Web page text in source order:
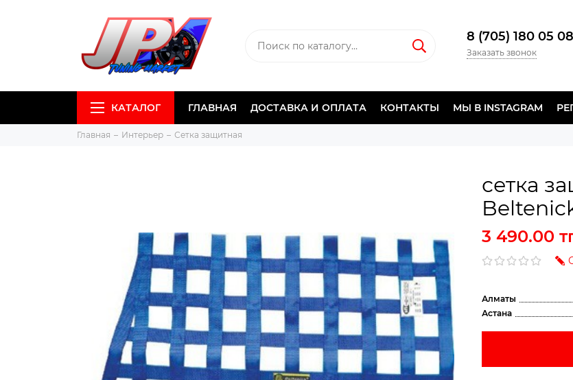
8 (705) 180 05
Заказать звонок
КАТАЛОГ ГЛАВНАЯ ДОСТАВКА И ОПЛАТА КОНТАКТЫ МЫ В INSTAGRAM
Главная Интерьер Сетка защитная
сетка
3 490.00
Алматы
Астана